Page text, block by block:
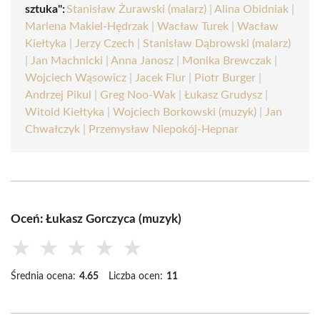
sztuka":Stanisław Żurawski (malarz) Alina Obidniak
Marlena Makiel-Hędrzak
Wacław Turek
Wacław
Kiełtyka
Jerzy Czech
Stanisław Dąbrowski (malarz)
Jan Machnicki Anna Janosz Monika Brewczak
Wojciech Wąsowicz
Jacek Flur Piotr Burger
Andrzej Pikul
Greg Noo-Wak Łukasz Grudysz
Witold Kiełtyka
Wojciech Borkowski (muzyk)
Jan
Chwałczyk
Przemysław Niepokój-Hepnar
Oceń: Łukasz Gorczyca (muzyk)
★ ★ ★ ★ ★
Średnia ocena: 4.65 Liczba ocen: 11